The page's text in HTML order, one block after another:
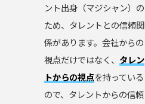
ント出身（マジシャン）の
ため、タレントとの信頼関
係があります。会社からの
視点だけではなく、 タレン
トからの視点を持っている
ので、タレントからの信頼